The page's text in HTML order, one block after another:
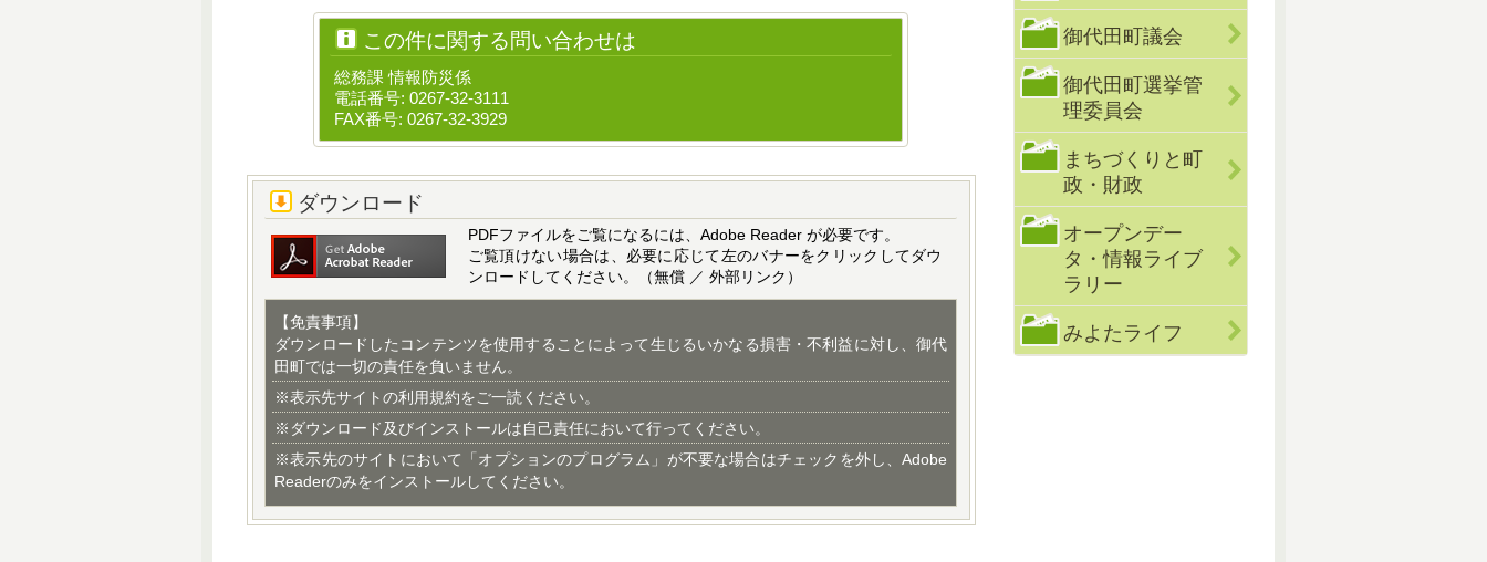
この件に関する問い合わせは
総務課 情報防災係
電話番号: 0267-32-3111
FAX番号: 0267-32-3929
ダウンロード
PDFファイルをご覧になるには、Adobe Reader が必要です。
ご覧頂けない場合は、必要に応じて左のバナーをクリックしてダウ
ンロードしてください。（無償 ／ 外部リンク）
【免責事項】
ダウンロードしたコンテンツを使用することによって生じるいかなる損害・不利益に対し、御代
田町では一切の責任を負いません。
※表示先サイトの利用規約をご一読ください。
※ダウンロード及びインストールは自己責任において行ってください。
※表示先のサイトにおいて「オプションのプログラム」が不要な場合はチェックを外し、Adobe
Readerのみをインストールしてください。
御代田町議会
御代田町選挙管
理委員会
まちづくりと町
政・財政
オープンデー
タ・情報ライブ
ラリー
みよたライフ